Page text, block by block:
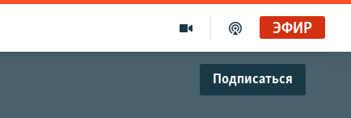
ЭФИР
Подписаться